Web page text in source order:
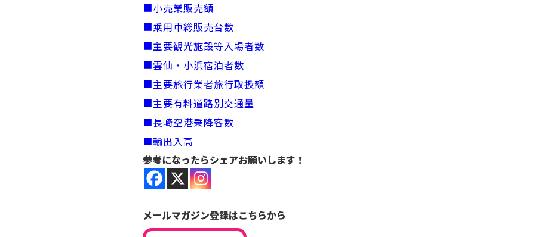
■小売業販売額
■乗用車総販売台数
■主要観光施設等入場者数
■雲仙・小浜宿泊者数
■主要旅行業者旅行取扱額
■主要有料道路別交通量
■長崎空港乗降客数
■輸出入高
参考になったらシェアお願いします！
メールマガジン登録はこちらから